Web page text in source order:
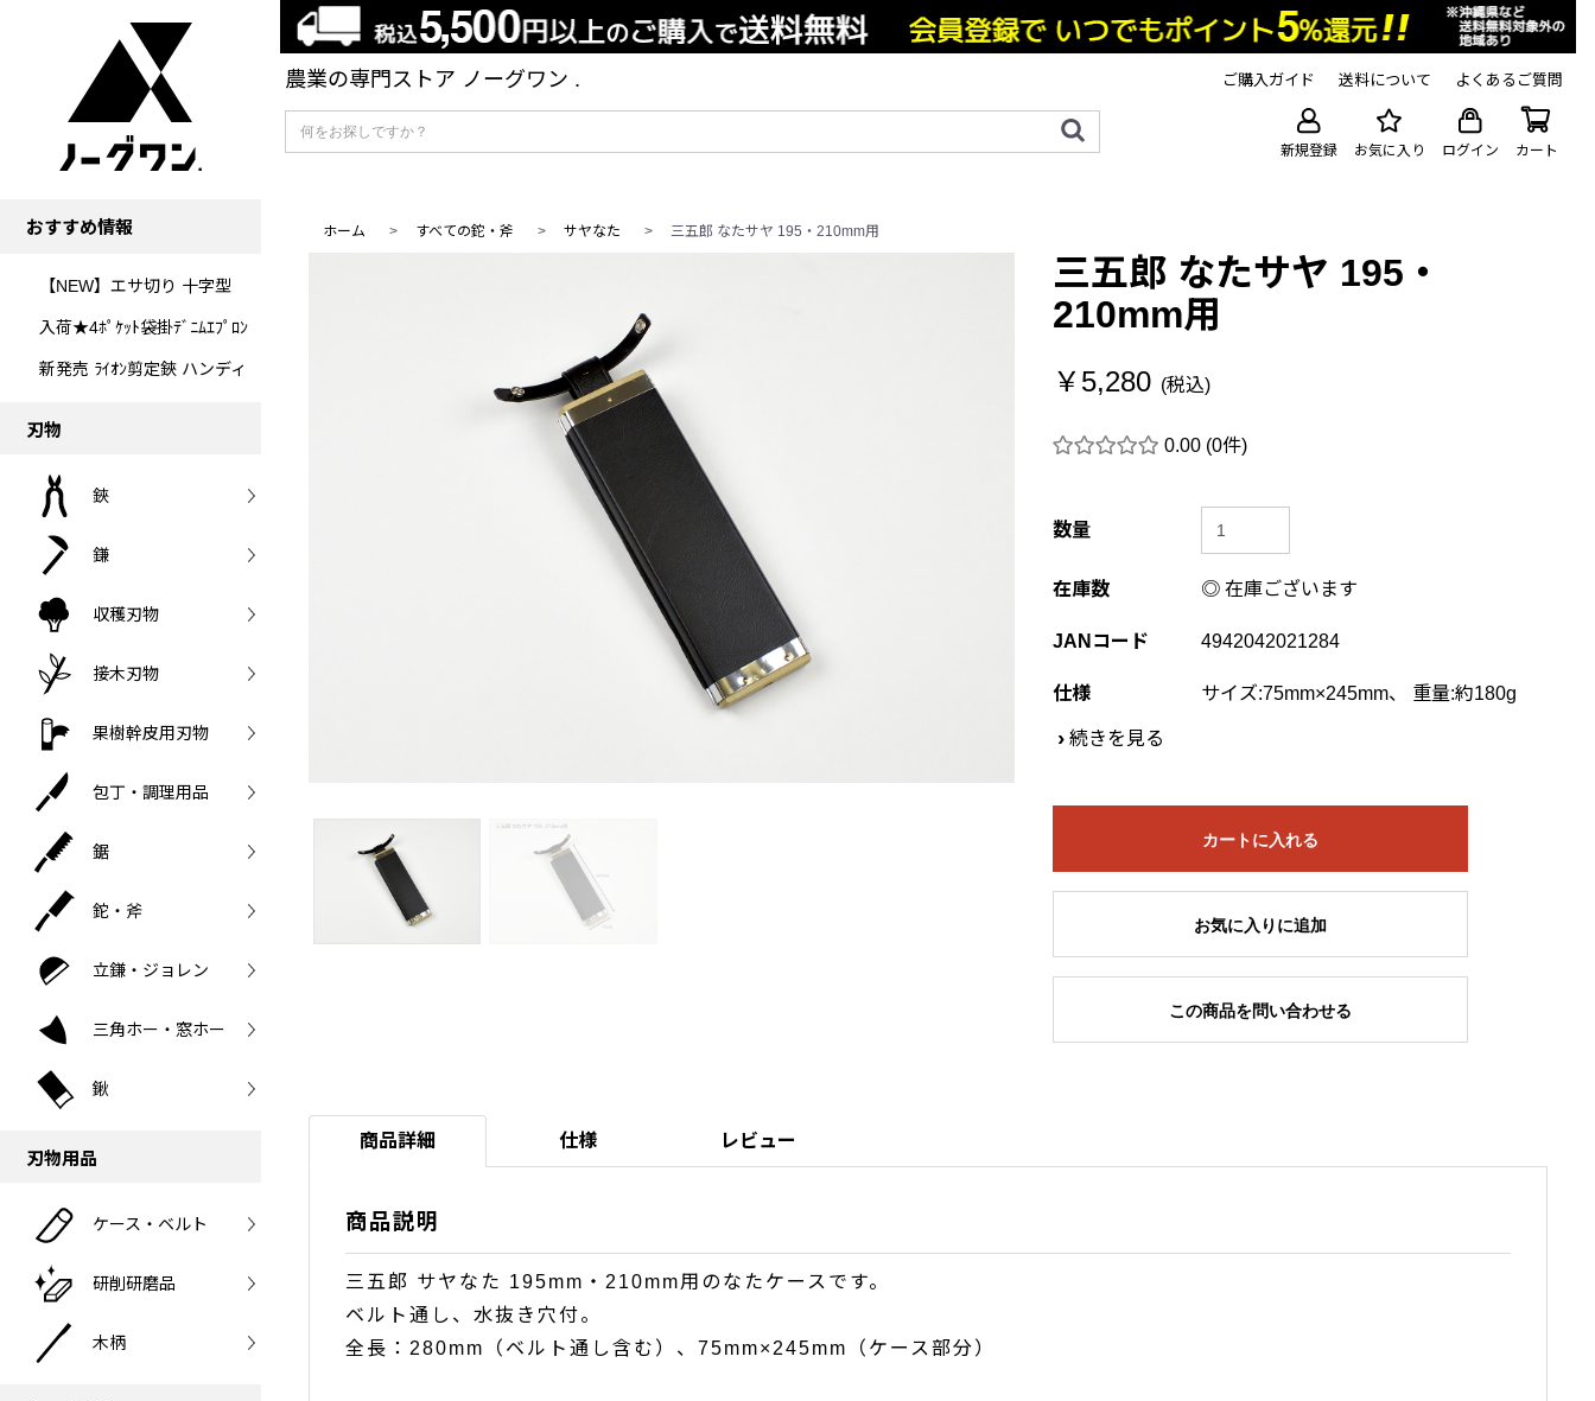
農業の専門ストア ノーグワン . ご購入ガイド 送料について よくあるご質問
新規登録 お気に入り ログイン カート
おすすめ情報
【NEW】エサ切り 十字型
入荷★4ﾎﾟｹｯﾄ袋掛ﾃﾞﾆﾑｴﾌﾟﾛﾝ
新発売 ﾗｲｵﾝ剪定鋏 ハンディ
刃物
鋏
鎌
収穫刃物
接木刃物
果樹幹皮用刃物
包丁・調理用品
鋸
鉈・斧
立鎌・ジョレン
三角ホー・窓ホー
鍬
刃物用品
ケース・ベルト
研削研磨品
木柄
ホーム > すべての鉈・斧 > サヤなた > 三五郎 なたサヤ 195・210mm用
三五郎 なたサヤ 195・
210mm用
￥5,280 (税込)
0.00 (0件)
数量
在庫数 ◎ 在庫ございます
JANコード 4942042021284
仕様 サイズ:75mm×245mm、 重量:約180g
› 続きを見る
カートに入れる
お気に入りに追加
この商品を問い合わせる
商品詳細 仕様 レビュー
商品説明
三五郎 サヤなた 195mm・210mm用のなたケースです。
ベルト通し、水抜き穴付。
全長：280mm（ベルト通し含む）、75mm×245mm（ケース部分）